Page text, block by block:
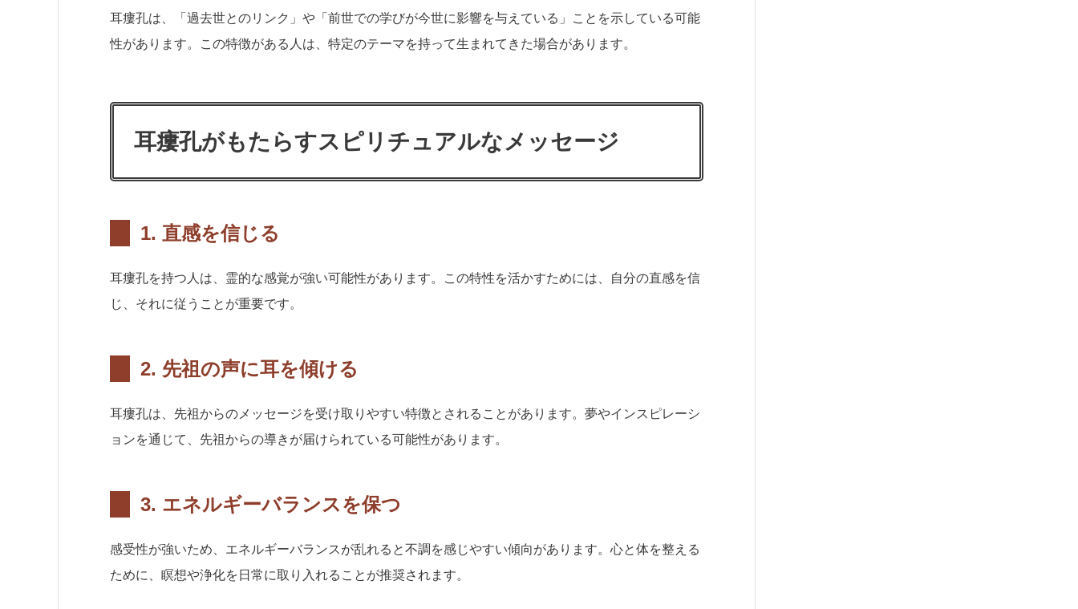
耳瘻孔は、「過去世とのリンク」や「前世での学びが今世に影響を与えている」ことを示している可能
性があります。この特徴がある人は、特定のテーマを持って生まれてきた場合があります。
耳瘻孔がもたらすスピリチュアルなメッセージ
1. 直感を信じる
耳瘻孔を持つ人は、霊的な感覚が強い可能性があります。この特性を活かすためには、自分の直感を信
じ、それに従うことが重要です。
2. 先祖の声に耳を傾ける
耳瘻孔は、先祖からのメッセージを受け取りやすい特徴とされることがあります。夢やインスピレーシ
ョンを通じて、先祖からの導きが届けられている可能性があります。
3. エネルギーバランスを保つ
感受性が強いため、エネルギーバランスが乱れると不調を感じやすい傾向があります。心と体を整える
ために、瞑想や浄化を日常に取り入れることが推奨されます。